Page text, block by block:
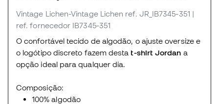
Vintage Lichen-Vintage Lichen ref. JR_IB7345-351 |
ref. fornecedor IB7345-351
O confortável tecido de algodão, o ajuste oversize e
o logótipo discreto fazem desta t-shirt Jordan a
opção ideal para qualquer dia.
Composição:
100% algodão